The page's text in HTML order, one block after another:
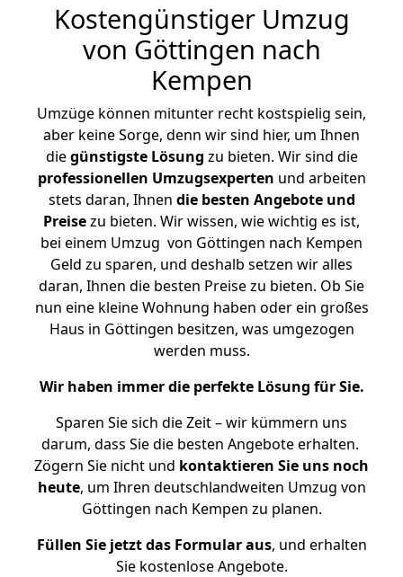
Kostengünstiger Umzug
von Göttingen nach
Kempen
Umzüge können mitunter recht kostspielig sein,
aber keine Sorge, denn wir sind hier, um Ihnen
diegünstigste Lösung zu bieten. Wir sind die
professionellen Umzugsexperten und arbeiten
stets daran, Ihnen die besten Angebote und
Preisezu bieten. Wir wissen, wie wichtig es ist,
bei einem Umzug von Göttingen nach Kempen
Geld zu sparen, und deshalb setzen wir alles
daran, Ihnen die besten Preise zu bieten. Ob Sie
nun eine kleine Wohnung haben oder ein großes
Haus in Göttingen besitzen, was umgezogen
werden muss.
Wir haben immer die perfekte Lösung für Sie.
Sparen Sie sich die Zeit – wir kümmern uns
darum, dass Sie die besten Angebote erhalten.
Zögern Sie nicht und kontaktieren Sie uns noch
heute, um Ihren deutschlandweiten Umzug von
Göttingen nach Kempen zu planen.
Füllen Sie jetzt das Formular aus, und erhalten
Sie kostenlose Angebote.